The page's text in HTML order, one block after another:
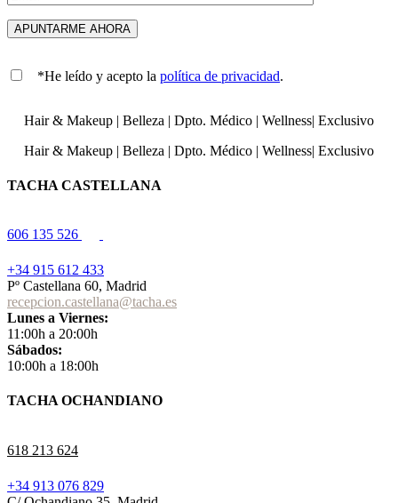
*He leído y acepto la política de privacidad.
Hair & Makeup | Belleza | Dpto. Médico | Wellness| Exclusivo
Hair & Makeup | Belleza | Dpto. Médico | Wellness| Exclusivo
TACHA CASTELLANA
606 135 526
+34 915 612 433
Pº Castellana 60, Madrid
recepcion.castellana@tacha.es
Lunes a Viernes:
11:00h a 20:00h
Sábados:
10:00h a 18:00h
TACHA OCHANDIANO
618 213 624
+34 913 076 829